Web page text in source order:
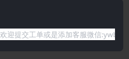
的资源,欢迎提交工单或是添加客服